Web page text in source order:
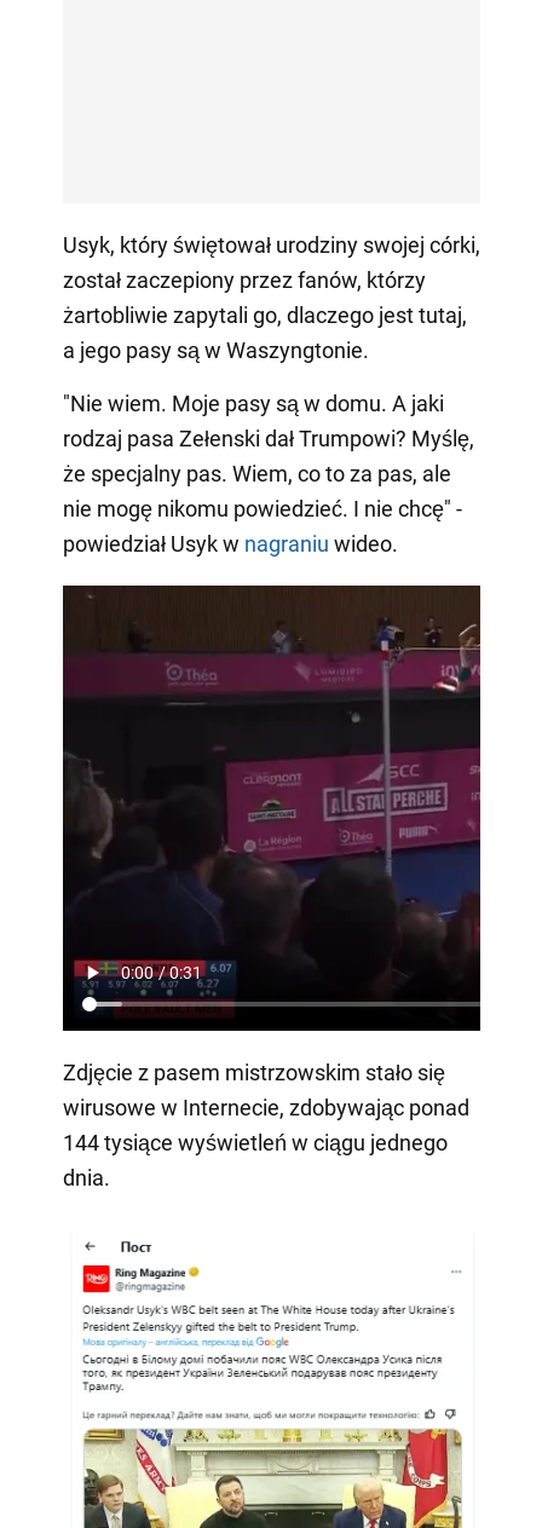
Usyk, który świętował urodziny swojej córki,
został zaczepiony przez fanów, którzy
żartobliwie zapytali go, dlaczego jest tutaj,
a jego pasy są w Waszyngtonie.
"Nie wiem. Moje pasy są w domu. A jaki
rodzaj pasa Zełenski dał Trumpowi? Myślę,
że specjalny pas. Wiem, co to za pas, ale
nie mogę nikomu powiedzieć. I nie chcę" -
powiedział Usyk w nagraniu wideo.
Zdjęcie z pasem mistrzowskim stało się
wirusowe w Internecie, zdobywając ponad
144 tysiące wyświetleń w ciągu jednego
dnia.